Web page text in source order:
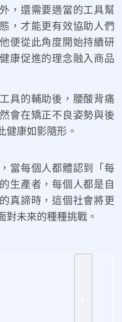
，還需要適當的工具幫
，才能更有效協助人們
便從此角度開始持續研
康促進的理念融入商品
具的輔助後，腰酸背痛
會在矯正不良姿勢與後
健康如影隨形。
當每個人都體認到「每
生產者，每個人都是自
真諦時，這個社會將更
對未來的種種挑戰。